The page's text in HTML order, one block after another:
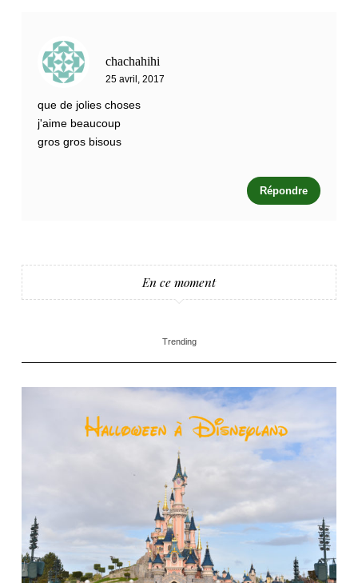
chachahihi
25 avril, 2017
que de jolies choses
j'aime beaucoup
gros gros bisous
Répondre
En ce moment
Trending